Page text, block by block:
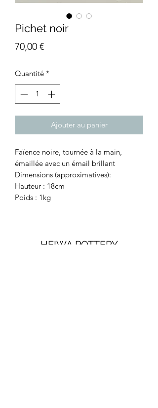
Pichet noir
70,00 €Prix
Quantité *
Ajouter au panier
Faïence noire, tournée à la main,
émaillée avec un émail brillant
Dimensions (approximatives):
Hauteur : 18cm
Poids : 1kg
HEIWA POTTERY